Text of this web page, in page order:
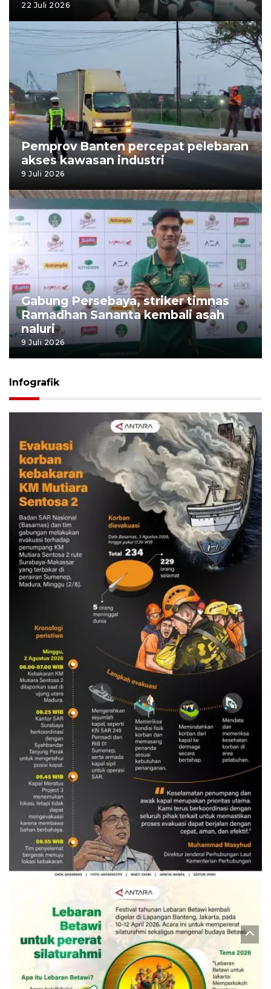
22 Juli 2026
Pemprov Banten percepat pelebaran
akses kawasan industri
9 Juli 2026
Gabung Persebaya, striker timnas
Ramadhan Sananta kembali asah
naluri
9 Juli 2026
Infografik
Evakuasi korban kebakaran KM
Mutiara Sentosa 2
3 Agustus 2026